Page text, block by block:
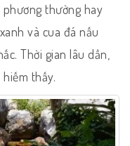
phương thường hay
và cua đá nấu
Thời gian lâu dần,
thấy.